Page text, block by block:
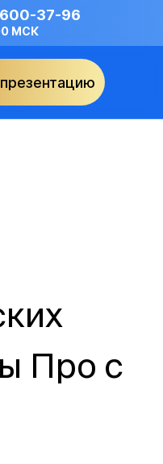
37-96
МСК
Про с